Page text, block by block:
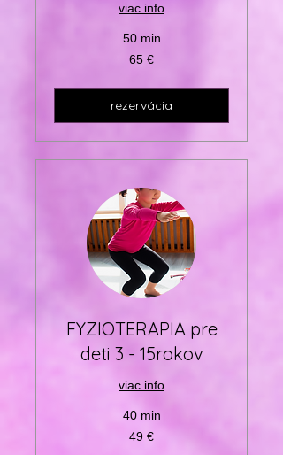
viac info
50 min
65 €
rezervácia
FYZIOTERAPIA pre
deti 3 - 15rokov
viac info
40 min
49 €